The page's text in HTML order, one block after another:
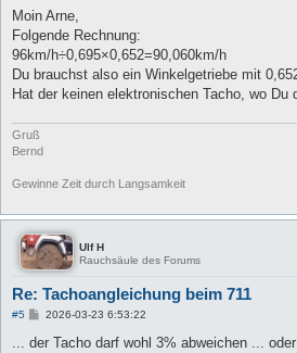
i
r
a
Moin Arne,
Folgende Rechnung:
96km/h÷0,695×0,652=90,060km/h
Du brauchst also ein Winkelgetriebe mit
Hat der keinen elektronischen Tacho, wo
Gruß
Bernd
Gewinne Zeit durch Langsamkeit
Ulf H
Rauchsäule des Forums
Re: Tachoangleichung beim 711
#5
B
i
2026-03-23 6:53:22
... der Tacho darf wohl 3% abweichen ...